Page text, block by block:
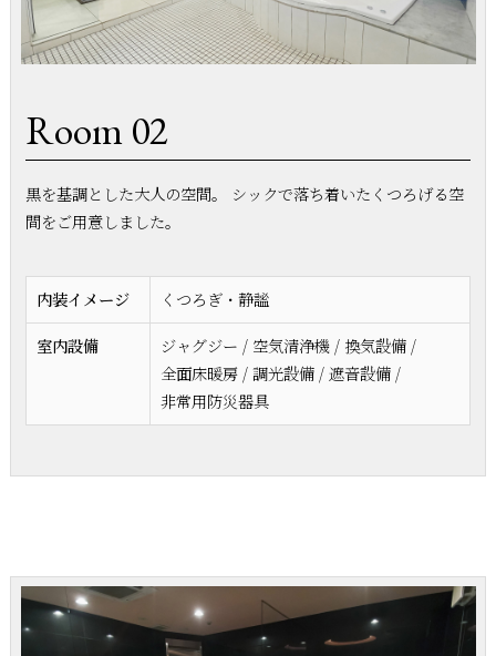
Room 02
黒を基調とした大人の空間。 シックで落ち着いたくつろげる空
間をご用意しました。
内装イメージ くつろぎ・静謐
室内設備
ジャグジー / 空気清浄機 / 換気設備 /
全面床暖房 / 調光設備 / 遮音設備 /
非常用防災器具